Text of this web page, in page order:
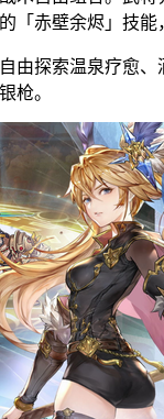
「赤壁余烬」技能
由探索温泉疗愈
枪。